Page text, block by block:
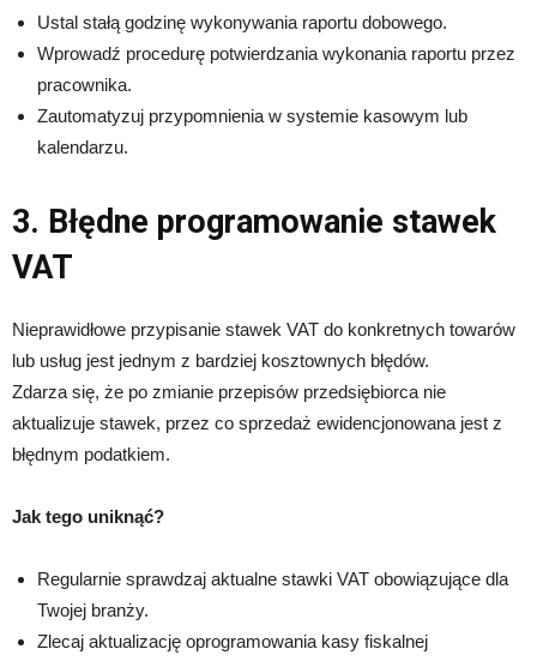
Ustal stałą godzinę wykonywania raportu dobowego.
Wprowadź procedurę potwierdzania wykonania raportu przez
pracownika.
Zautomatyzuj przypomnienia w systemie kasowym lub
kalendarzu.
3. Błędne programowanie stawek
VAT
Nieprawidłowe przypisanie stawek VAT do konkretnych towarów
lub usług jest jednym z bardziej kosztownych błędów.
Zdarza się, że po zmianie przepisów przedsiębiorca nie
aktualizuje stawek, przez co sprzedaż ewidencjonowana jest z
błędnym podatkiem.
Jak tego uniknąć?
Regularnie sprawdzaj aktualne stawki VAT obowiązujące dla
Twojej branży.
Zlecaj aktualizację oprogramowania kasy fiskalnej